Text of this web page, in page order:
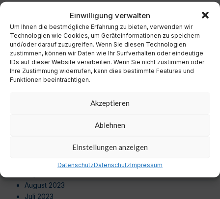
Einwilligung verwalten
Um Ihnen die bestmögliche Erfahrung zu bieten, verwenden wir
Technologien wie Cookies, um Geräteinformationen zu speichern
und/oder darauf zuzugreifen. Wenn Sie diesen Technologien
zustimmen, können wir Daten wie Ihr Surfverhalten oder eindeutige
IDs auf dieser Website verarbeiten. Wenn Sie nicht zustimmen oder
Ihre Zustimmung widerrufen, kann dies bestimmte Features und
Funktionen beeinträchtigen.
Akzeptieren
Ablehnen
Einstellungen anzeigen
DatenschutzDatenschutzImpressum
Dezember 2024
November 2024
Oktober 2024
September 2024
August 2024
Juli 2024
Juni 2024
Mai 2024
November 2023
Oktober 2023
August 2023
Juli 2023